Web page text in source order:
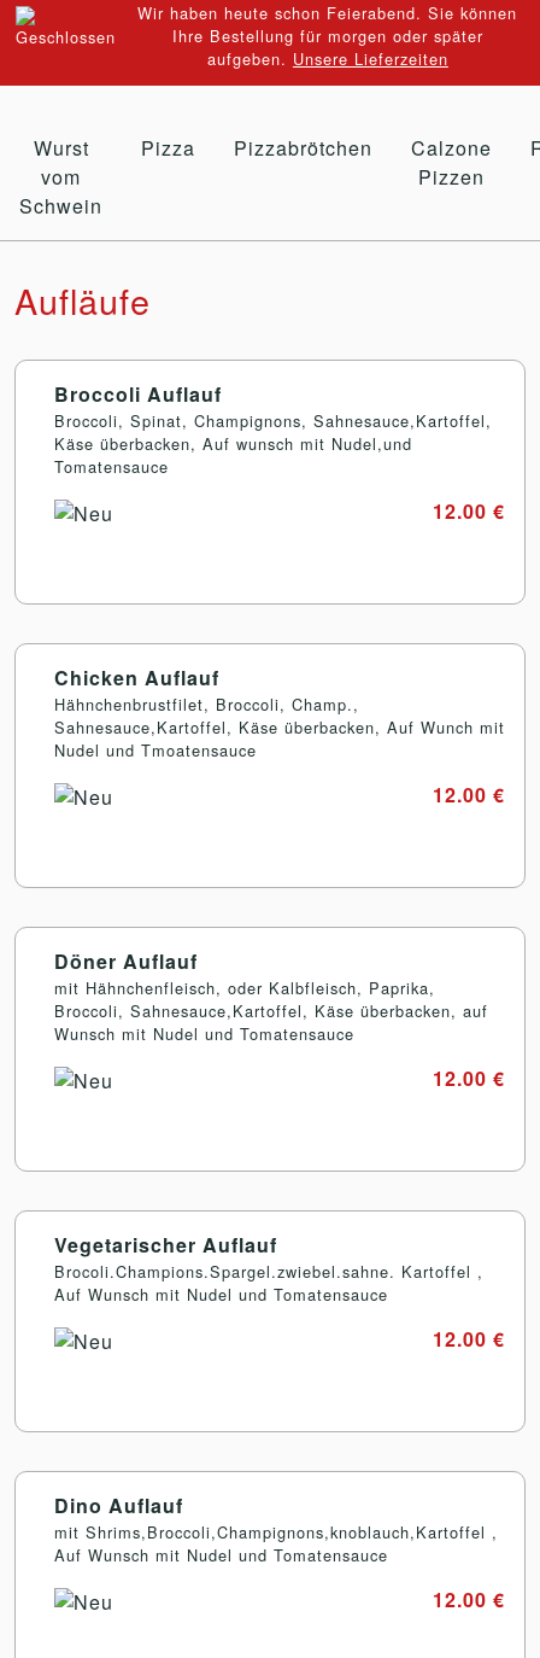
Wir haben heute schon Feierabend. Sie können
Ihre Bestellung für morgen oder später
aufgeben. Unsere Lieferzeiten
Wurst
vom
Schwein
Pizza Pizzabrötchen
Calzone
Pizzen
Aufläufe
Broccoli Auflauf
Broccoli, Spinat, Champignons, Sahnesauce,Kartoffel,
Käse überbacken, Auf wunsch mit Nudel,und
Tomatensauce
12.00 €
Chicken Auflauf
Hähnchenbrustfilet, Broccoli, Champ.,
Sahnesauce,Kartoffel, Käse überbacken, Auf Wunch mit
Nudel und Tmoatensauce
12.00 €
Döner Auflauf
mit Hähnchenfleisch, oder Kalbfleisch, Paprika,
Broccoli, Sahnesauce,Kartoffel, Käse überbacken, auf
Wunsch mit Nudel und Tomatensauce
12.00 €
Vegetarischer Auflauf
Brocoli.Champions.Spargel.zwiebel.sahne. Kartoffel ,
Auf Wunsch mit Nudel und Tomatensauce
12.00 €
Dino Auflauf
mit Shrims,Broccoli,Champignons,knoblauch,Kartoffel ,
Auf Wunsch mit Nudel und Tomatensauce
12.00 €